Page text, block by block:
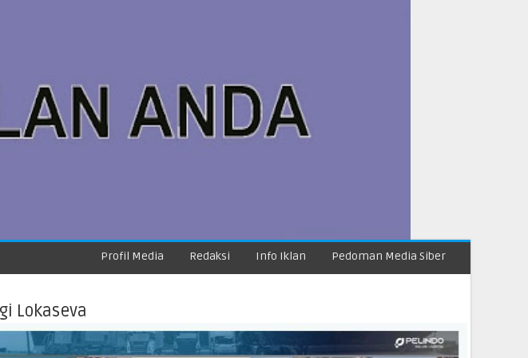
Profil Media Redaksi Info Iklan Pedoman Media Siber
Lokaseva